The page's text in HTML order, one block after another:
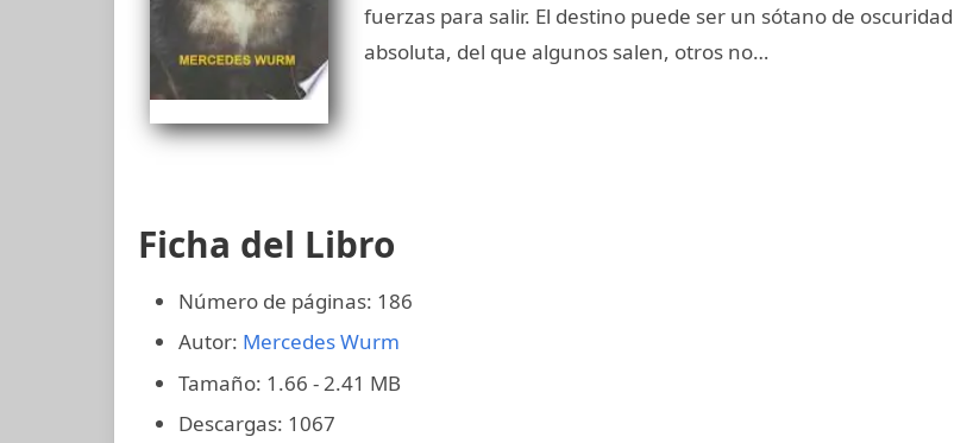
fuerzas para salir. El destino puede ser un sótano de oscuridad
absoluta, del que algunos salen, otros no…
Ficha del Libro
Número de páginas: 186
Autor: Mercedes Wurm
Tamaño: 1.66 - 2.41 MB
Descargas: 1067